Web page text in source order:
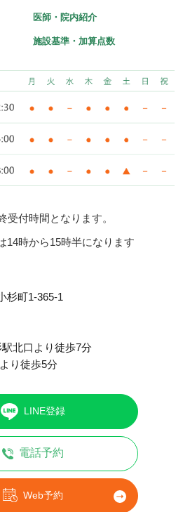
医師・院内紹介
施設基準・加算点数
受付時間となります。
時から15時半になります
杉町1-365-1
北口より徒歩7分
り徒歩5分
LINE登録
電話予約
Web予約